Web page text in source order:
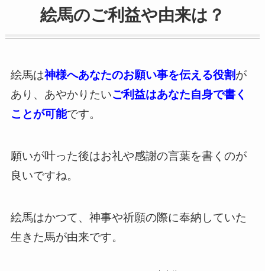
絵馬のご利益や由来は？
絵馬は神様へあなたのお願い事を伝える役割が
あり、あやかりたいご利益はあなた自身で書く
ことが可能です。
願いが叶った後はお礼や感謝の言葉を書くのが
良いですね。
絵馬はかつて、神事や祈願の際に奉納していた
生きた馬が由来です。